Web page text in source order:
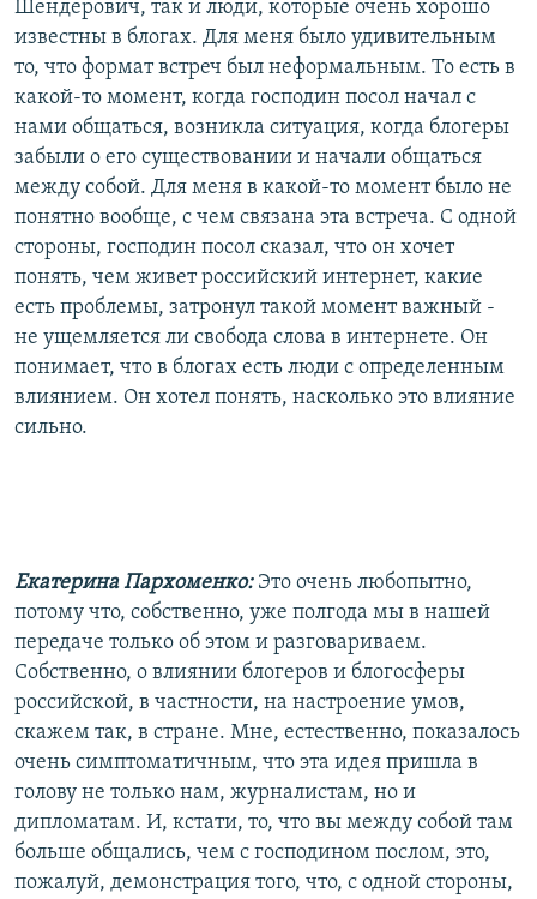
Шендерович, так и люди, которые очень хорошо
известны в блогах. Для меня было удивительным
то, что формат встреч был неформальным. То есть в
какой-то момент, когда господин посол начал с
нами общаться, возникла ситуация, когда блогеры
забыли о его существовании и начали общаться
между собой. Для меня в какой-то момент было не
понятно вообще, с чем связана эта встреча. С одной
стороны, господин посол сказал, что он хочет
понять, чем живет российский интернет, какие
есть проблемы, затронул такой момент важный -
не ущемляется ли свобода слова в интернете. Он
понимает, что в блогах есть люди с определенным
влиянием. Он хотел понять, насколько это влияние
сильно.
Екатерина Пархоменко: Это очень любопытно,
потому что, собственно, уже полгода мы в нашей
передаче только об этом и разговариваем.
Собственно, о влиянии блогеров и блогосферы
российской, в частности, на настроение умов,
скажем так, в стране. Мне, естественно, показалось
очень симптоматичным, что эта идея пришла в
голову не только нам, журналистам, но и
дипломатам. И, кстати, то, что вы между собой там
больше общались, чем с господином послом, это,
пожалуй, демонстрация того, что, с одной стороны,